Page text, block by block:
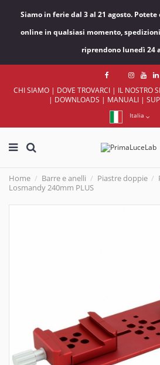
Siamo in ferie dal 3 al 21 agosto.
online in qualsiasi momento,
riprendono lunedì 24
CHI SIAMO| DOVE TROVARCI| IL NOSTRO
| DOWNLOADS | MANUALI|
Italia
Home Barre e anelli Piastre doppie
Losmandy 240mm PLUS